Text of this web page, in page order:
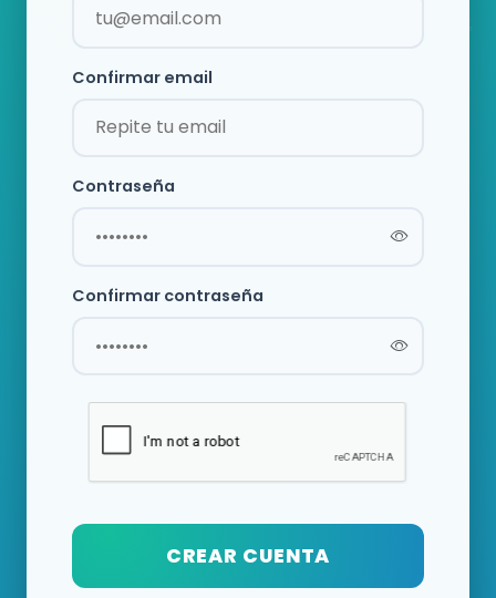
Confirmar email
Contraseña
Confirmar contraseña
CREAR CUENTA